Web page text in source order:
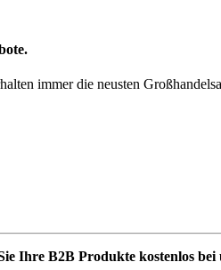
immer die neusten
Ihre B2B Produkte kostenlos